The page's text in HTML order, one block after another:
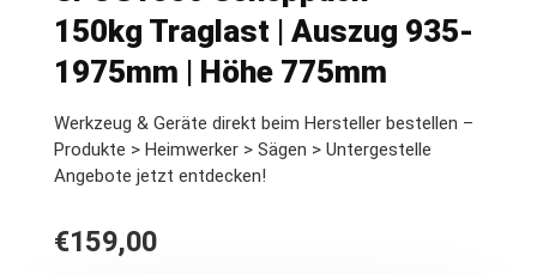
150kg Traglast | Auszug 935-
1975mm | Höhe 775mm
Werkzeug & Geräte direkt beim Hersteller bestellen –
Produkte > Heimwerker > Sägen > Untergestelle
Angebote jetzt entdecken!
€159,00